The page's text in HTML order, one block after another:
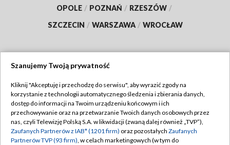
OPOLE / POZNAŃ / RZESZÓW /
SZCZECIN / WARSZAWA / WROCŁAW
TVP
Abonament TVP
Emisja w TVP
Regulamin TVP
Polityka prywatności
Szanujemy Twoją prywatność
Kliknij "Akceptuję i przechodzę do serwisu", aby wyrazić zgody na
korzystanie z technologii automatycznego śledzenia i zbierania danych,
dostęp do informacji na Twoim urządzeniu końcowym i ich
przechowywanie oraz na przetwarzanie Twoich danych osobowych przez
nas, czyli Telewizję Polską S.A. w likwidacji (zwaną dalej również „TVP”),
Zaufanych Partnerów z IAB* (1201 firm) oraz pozostałych Zaufanych
Partnerów TVP (93 firm), w celach marketingowych (w tym do